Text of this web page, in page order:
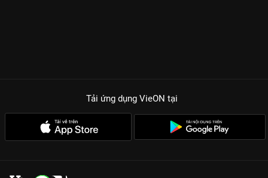
Tải ứng dụng VieON tại